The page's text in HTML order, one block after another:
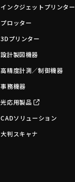
インクジェットプリンター
プロッター
3Dプリンター
設計製図機器
高精度計測／制御機器
事務機器
光応用製品
CADソリューション
大判スキャナ